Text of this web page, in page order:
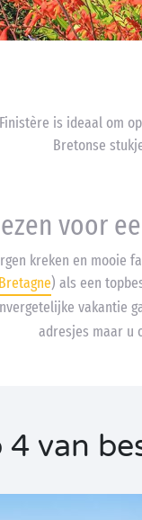
is ideaal om
Bretonse
voor
kreken en mooie
) als een
vakantie
adresjes maar u
van